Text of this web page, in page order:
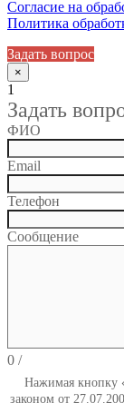
Согласие на
Политика
Задать вопрос
×
1
Задать
ФИО
Email
Телефон
Сообщение
0 /
Нажимая кнопку
законом от